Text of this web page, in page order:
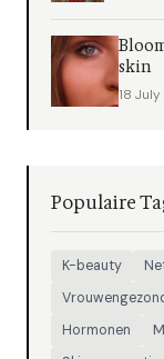
skin
18
Populaire
K-beauty
Hormonen